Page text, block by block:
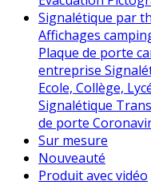
Signalétique par
Affichages
Plaque de porte
entreprise
Ecole, Collège,
Signalétique
de porte
Sur mesure
Nouveauté
Produit avec vidéo